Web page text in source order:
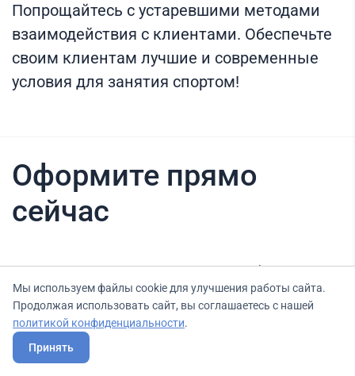
Попрощайтесь с устаревшими методами
взаимодействия с клиентами. Обеспечьте
своим клиентам лучшие и современные
условия для занятия спортом!
Оформите прямо
сейчас
Нашли вариант выгоднее? Сообщите нам
об этом, и мы подберем для Вас выгодные
условия.
Мы используем файлы cookie для улучшения работы сайта.
Продолжая использовать сайт, вы соглашаетесь с нашей
политикой конфиденциальности.
Принять